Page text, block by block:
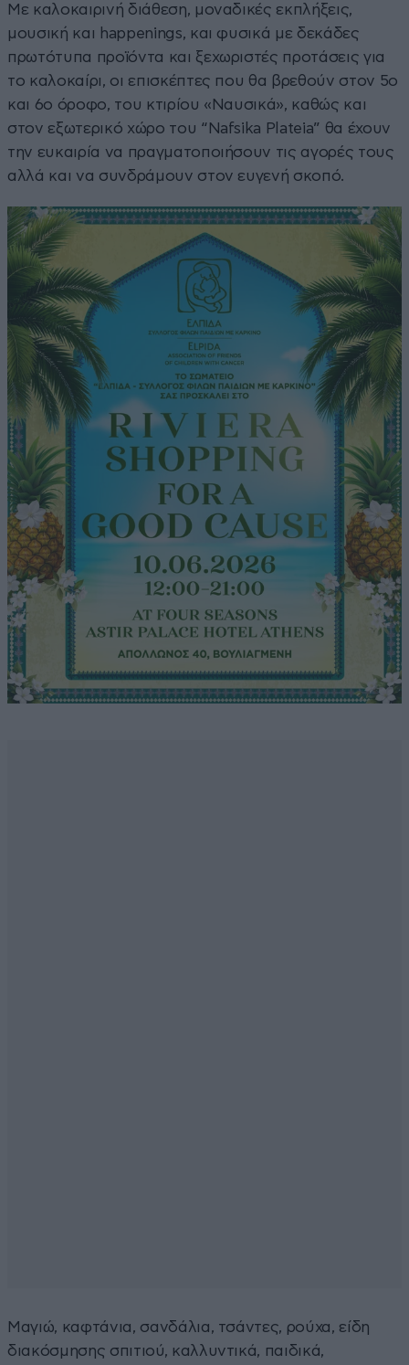
Με καλοκαιρινή διάθεση, μοναδικές εκπλήξεις,
μουσική και happenings, και φυσικά με δεκάδες
πρωτότυπα προϊόντα και ξεχωριστές προτάσεις για
το καλοκαίρι, οι επισκέπτες που θα βρεθούν στον 5ο
και 6ο όροφο, του κτιρίου «Ναυσικά», καθώς και
στον εξωτερικό χώρο του “Nafsika Plateia” θα έχουν
την ευκαιρία να πραγματοποιήσουν τις αγορές τους
αλλά και να συνδράμουν στον ευγενή σκοπό.
Μαγιώ, καφτάνια, σανδάλια, τσάντες, ρούχα, είδη
διακόσμησης σπιτιού, καλλυντικά, παιδικά,